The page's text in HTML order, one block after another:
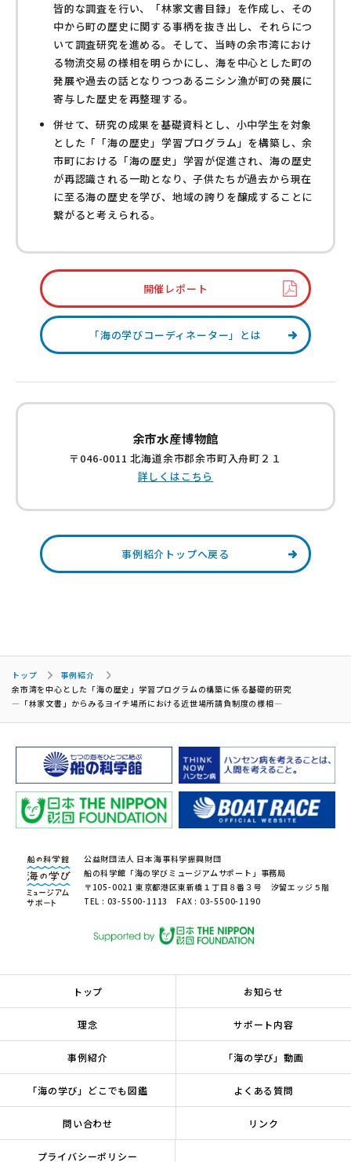
皆的な調査を行い、「林家文書目録」を作成し、その
中から町の歴史に関する事柄を抜き出し、それらにつ
いて調査研究を進める。そして、当時の余市湾におけ
る物流交易の様相を明らかにし、海を中心とした町の
発展や過去の話となりつつあるニシン漁が町の発展に
寄与した歴史を再整理する。
併せて、研究の成果を基礎資料とし、小中学生を対象
とした「「海の歴史」学習プログラム」を構築し、余
市町における「海の歴史」学習が促進され、海の歴史
が再認識される一助となり、子供たちが過去から現在
に至る海の歴史を学び、地域の誇りを醸成することに
繋がると考えられる。
開催レポート
「海の学びコーディネーター」とは
余市水産博物館
〒046-0011 北海道余市郡余市町入舟町２１
詳しくはこちら
事例紹介トップへ戻る
トップ
事例紹介
余市湾を中心とした「海の歴史」学習プログラムの構築に係る基礎的研究
―「林家文書」からみるヨイチ場所における近世場所請負制度の様相―
公益財団法人 日本海事科学振興財団
船の科学館「海の学びミュージアムサポート」事務局
〒105-0021 東京都港区東新橋１丁目８番３号 汐留エッジ５階
TEL : 03-5500-1113 FAX : 03-5500-1190
トップ お知らせ
理念 サポート内容
事例紹介 「海の学び」動画
「海の学び」どこでも図鑑 よくある質問
問い合わせ リンク
プライバシーポリシー